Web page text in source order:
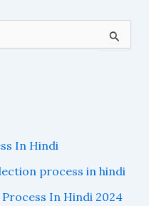
In Hindi
process in hindi
Process In Hindi 2024